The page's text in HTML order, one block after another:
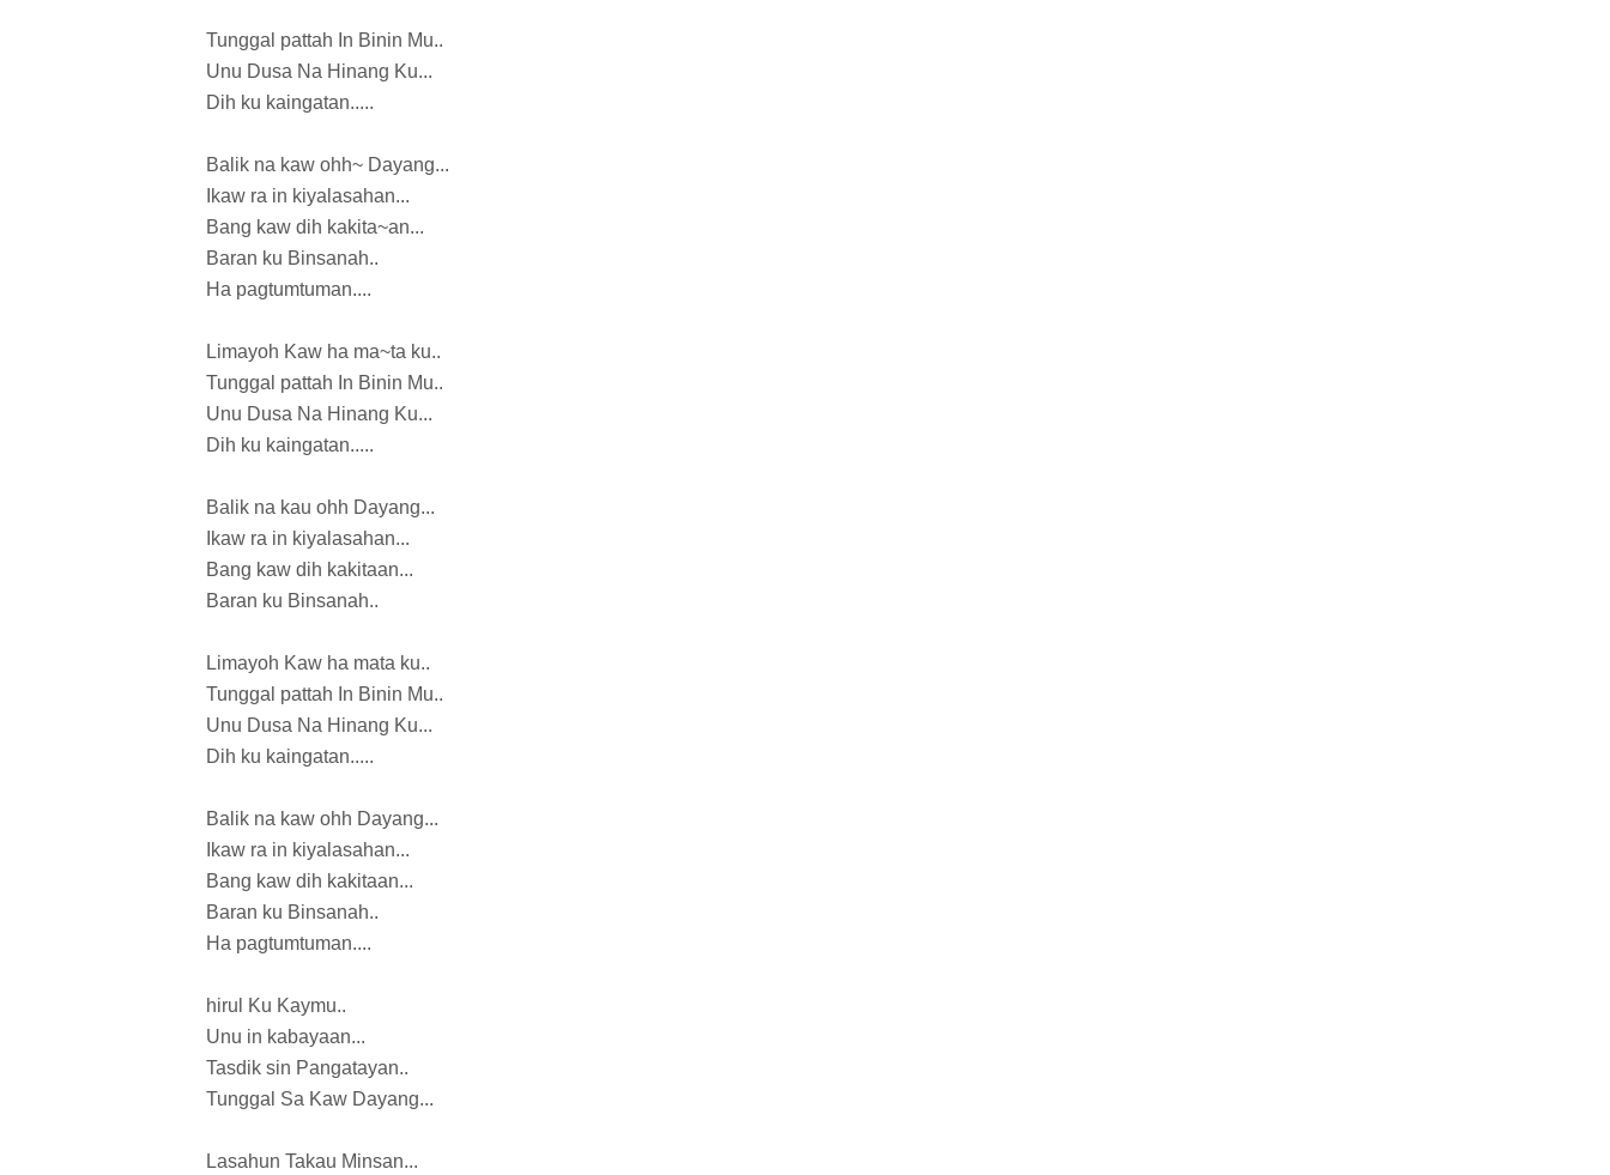
Tunggal pattah In Binin Mu..
Unu Dusa Na Hinang Ku...
Dih ku kaingatan.....
Balik na kaw ohh~ Dayang...
Ikaw ra in kiyalasahan...
Bang kaw dih kakita~an...
Baran ku Binsanah..
Ha pagtumtuman....
Limayoh Kaw ha ma~ta ku..
Tunggal pattah In Binin Mu..
Unu Dusa Na Hinang Ku...
Dih ku kaingatan.....
Balik na kau ohh Dayang...
Ikaw ra in kiyalasahan...
Bang kaw dih kakitaan...
Baran ku Binsanah..
Limayoh Kaw ha mata ku..
Tunggal pattah In Binin Mu..
Unu Dusa Na Hinang Ku...
Dih ku kaingatan.....
Balik na kaw ohh Dayang...
Ikaw ra in kiyalasahan...
Bang kaw dih kakitaan...
Baran ku Binsanah..
Ha pagtumtuman....
hirul Ku Kaymu..
Unu in kabayaan...
Tasdik sin Pangatayan..
Tunggal Sa Kaw Dayang...
Lasahun Takau Minsan...